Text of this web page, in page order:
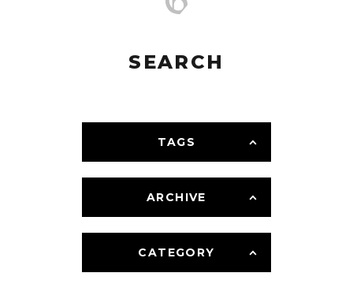
SEARCH
TAGS
ARCHIVE
CATEGORY